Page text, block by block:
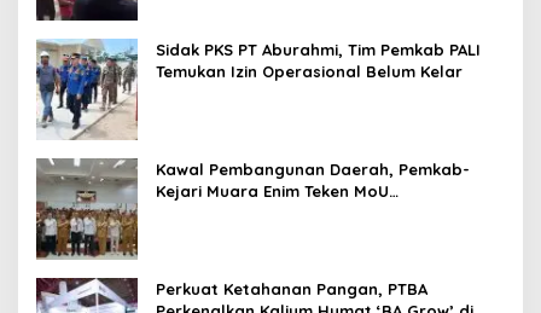
Sidak PKS PT Aburahmi, Tim Pemkab PALI
Temukan Izin Operasional Belum Kelar
Kawal Pembangunan Daerah, Pemkab-
Kejari Muara Enim Teken MoU
Perkuat Ketahanan Pangan, PTBA